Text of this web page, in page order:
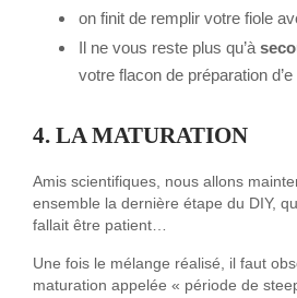
on finit de remplir votre fiole
Il ne vous reste plus qu’à
votre flacon de préparation d’e
4. LA MATURATION
Amis scientifiques, nous allons
ensemble la dernière étape du DIY,
fallait être patient…
Une fois le mélange réalisé, il faut
maturation appelée « période de